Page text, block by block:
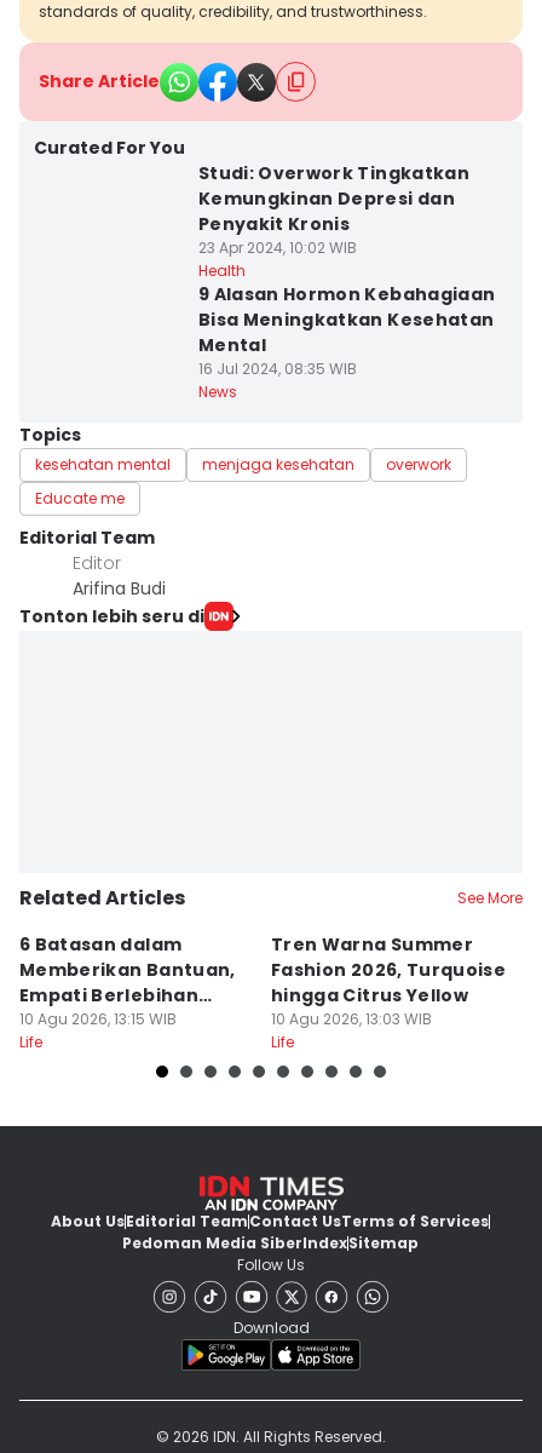
standards of quality, credibility, and trustworthiness.
Share Article
Curated For You
Studi: Overwork Tingkatkan
Kemungkinan Depresi dan
Penyakit Kronis
23 Apr 2024, 10:02 WIB
Health
9 Alasan Hormon Kebahagiaan
Bisa Meningkatkan Kesehatan
Mental
16 Jul 2024, 08:35 WIB
News
Topics
kesehatan mental menjaga kesehatan
overwork
Educate me
Editorial Team
Editor
Arifina Budi
Tonton lebih seru di
Related Articles See More
6 Batasan dalam
Memberikan Bantuan,
Empati Berlebihan
Kurang Tepat
10 Agu 2026, 13:15 WIB
Life
Tren Warna Summer
Fashion 2026, Turquoise
hingga Citrus Yellow
10 Agu 2026, 13:03 WIB
Life
About UsEditorial TeamContact UsTerms of Services
Pedoman Media SiberIndexSitemap
Follow Us
Download
© 2026 IDN. All Rights Reserved.